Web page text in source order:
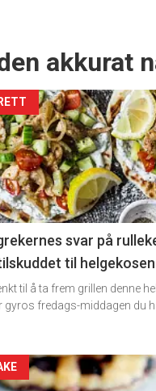
akkurat
svar på
til helgekosen
til å ta frem grillen denne
gyros fredags-middagen du